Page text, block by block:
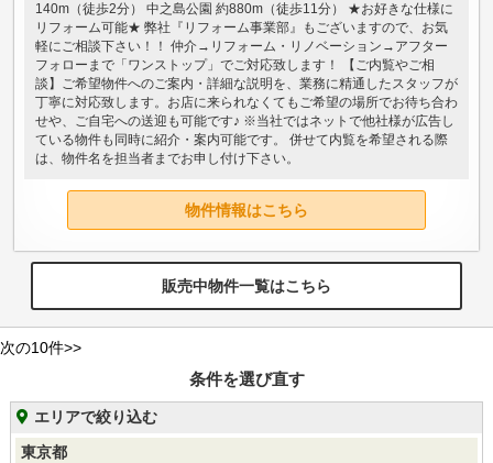
140m（徒歩2分） 中之島公園 約880m（徒歩11分） ★お好きな仕様に
リフォーム可能★ 弊社『リフォーム事業部』もございますので、お気
軽にご相談下さい！！ 仲介→リフォーム・リノベーション→アフター
フォローまで「ワンストップ」でご対応致します！ 【ご内覧やご相
談】ご希望物件へのご案内・詳細な説明を、業務に精通したスタッフが
丁寧に対応致します。お店に来られなくてもご希望の場所でお待ち合わ
せや、ご自宅への送迎も可能です♪ ※当社ではネットで他社様が広告し
ている物件も同時に紹介・案内可能です。 併せて内覧を希望される際
は、物件名を担当者までお申し付け下さい。
物件情報はこちら
販売中物件一覧はこちら
次の10件>>
条件を選び直す
エリアで絞り込む
東京都